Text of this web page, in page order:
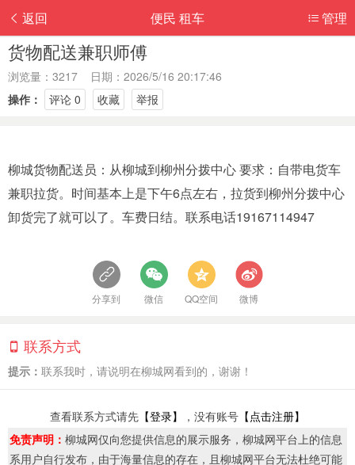
返回 管理
便民 租车
货物配送兼职师傅
浏览量：3217 日期：2026/5/16 20:17:46
操作：
评论 0 收藏 举报
柳城货物配送员：从柳城到柳州分拨中心 要求：自带电货车
兼职拉货。时间基本上是下午6点左右，拉货到柳州分拨中心
卸货完了就可以了。车费日结。联系电话19167114947
分享到 微信 QQ空间 微博
联系方式
提示： 联系我时，请说明在柳城网看到的，谢谢！
查看联系方式请先 【登录】 ，没有账号 【点击注册】
免责声明： 柳城网仅向您提供信息的展示服务，柳城网平台上的信息
系用户自行发布，由于海量信息的存在，且柳城网平台无法杜绝可能